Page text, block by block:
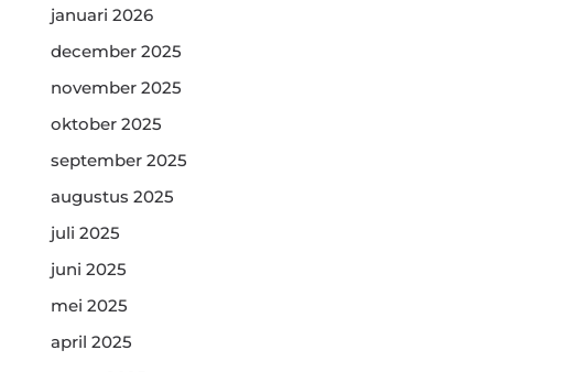
januari 2026
december 2025
november 2025
oktober 2025
september 2025
augustus 2025
juli 2025
juni 2025
mei 2025
april 2025